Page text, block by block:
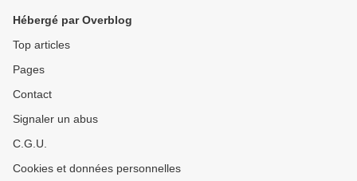
Hébergé par Overblog
Top articles
Pages
Contact
Signaler un abus
C.G.U.
Cookies et données personnelles